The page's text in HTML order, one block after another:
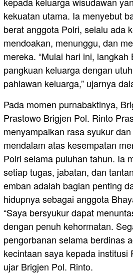
kekuatan utama. Ia menyebut
berat anggota Polri, selalu ada
mendoakan, menunggu, dan
mereka. “Mulai hari ini,
pangkuan keluarga dengan
pahlawan keluarga,” ujarnya
Pada momen purnabaktinya,
Prastowo Brigjen Pol. Rinto
menyampaikan rasa syukur
mendalam atas kesempatan
Polri selama puluhan tahun. Ia
setiap tugas, jabatan, dan
emban adalah bagian penting
hidupnya sebagai anggota
“Saya bersyukur dapat
dengan penuh kehormatan.
pengorbanan selama berdinas
kecintaan saya kepada institusi
ujar Brigjen Pol. Rinto.